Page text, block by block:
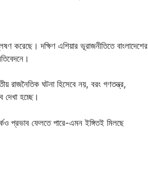
করেছে। দক্ষিণ এশিয়ার ভূরাজনীতিতে বাংলাদেশের
রাজনৈতিক ঘটনা হিসেবে নয়, বরং গণতন্ত্র,
দেখা হচ্ছে।
প্রভাব ফেলতে পারে-এমন ইঙ্গিতই মিলছে